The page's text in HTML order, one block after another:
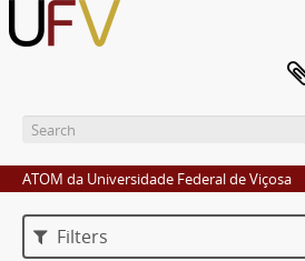
ATOM da Universidade Federal de Viçosa
Filters